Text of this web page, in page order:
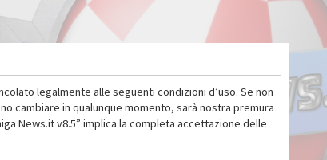
legalmente alle seguenti condizioni d’uso. Se non
cambiare in qualunque momento, sarà nostra premura
News.it v8.5” implica la completa accettazione delle